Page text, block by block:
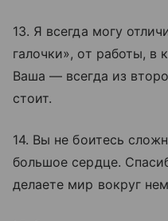
13. Я всегда могу
галочки», от работы,
Ваша — всегда из
стоит.
14. Вы не боитесь
большое сердце.
делаете мир вокруг